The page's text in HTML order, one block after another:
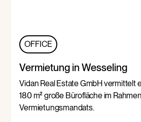
OFFICE
Vermietung in Wesseling
Vidan Real Estate GmbH vermittelt
180 m² große Bürofläche im
Vermietungsmandats.